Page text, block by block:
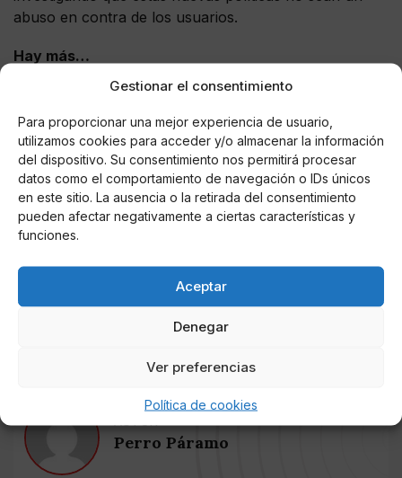
Gestionar el consentimiento
Para proporcionar una mejor experiencia de usuario,
utilizamos cookies para acceder y/o almacenar la información
del dispositivo. Su consentimiento nos permitirá procesar
datos como el comportamiento de navegación o IDs únicos
en este sitio. La ausencia o la retirada del consentimiento
pueden afectar negativamente a ciertas características y
funciones.
Aceptar
Denegar
Ver preferencias
Política de cookies
abuso en contra de los usuarios.
Hay más…
WhatsApp ha ampliado el tamaño máximo de archivo
que puedes enviar a través de su servicio de los
MB a los 2 GB. De momento lo están probando en
Argentina,pero no cuesta pensar que próximamente
será algo disponible en todo el mundo.
WhatsApp busca poder competir conTelegram, que
ya lleva desde julio de 2020 permitiendo
archivos de ese tamaño. Es lógico que se busque
igualar ese tamaño, pero hay un problema: este
cambio puede suponer un desastre para muchos
Perro Páramo